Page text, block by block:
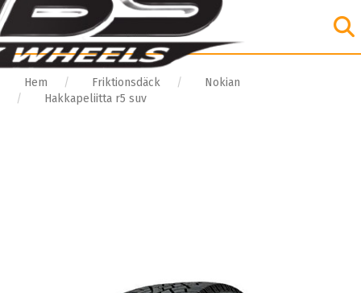
Hem Friktionsdäck
Nokian
Hakkapeliitta r5 suv